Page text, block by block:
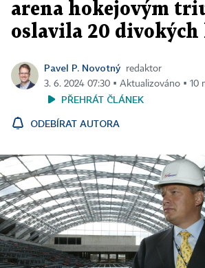
arena hokejovým
oslavila 20 divokých
Pavel P. Novotný
redaktor
3. 6. 2024 07:30 ▪ Aktualizováno ▪ 10
PŘEHRÁT ČLÁNEK
ODEBÍRAT AUTORA